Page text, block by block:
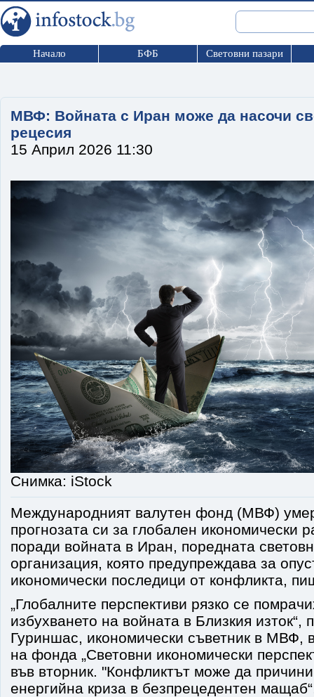
Начало БФБ Световни пазари
МВФ: Войната с Иран може да насочи
рецесия
15 Април 2026 11:30
Снимка: iStock
Международният валутен фонд (МВФ)
прогнозата си за глобален икономически
поради войната в Иран, поредната
организация, която предупреждава за
икономически последици от конфликта,
„Глобалните перспективи рязко се
избухването на войната в Близкия
Гуриншас, икономически съветник в МВФ,
на фонда „Световни икономически
във вторник. "Конфликтът може да
енергийна криза в безпрецедентен